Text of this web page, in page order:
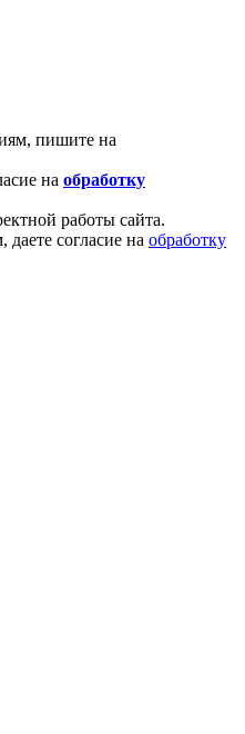
пишите на
на обработку
работы сайта.
согласие на обработку